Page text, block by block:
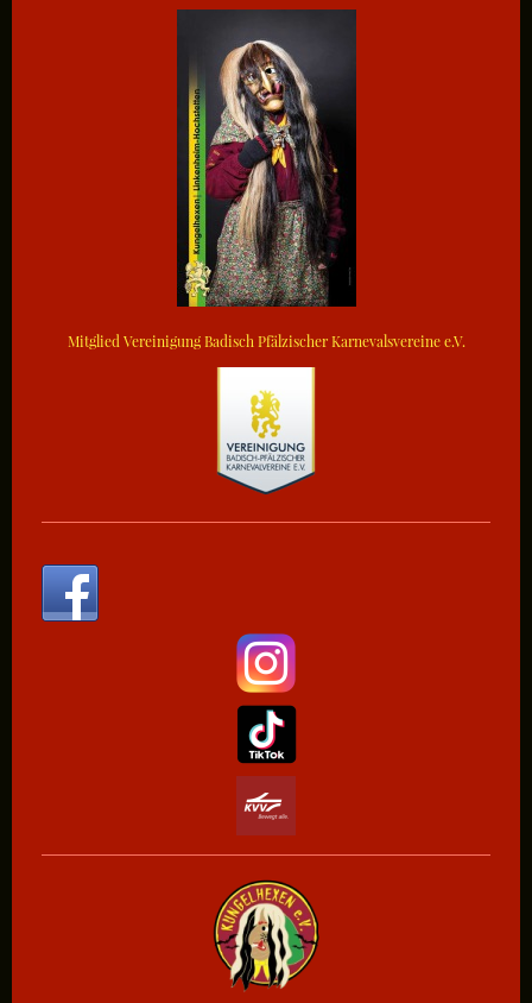
Mitglied Vereinigung Badisch Pfälzischer Karnevalsvereine e.V.